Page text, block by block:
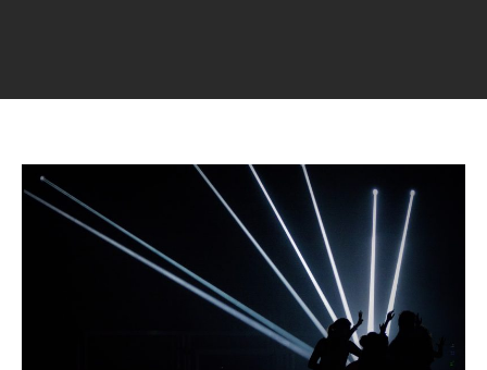
Contactez-nous
Congrès 2019
Congrès 2020